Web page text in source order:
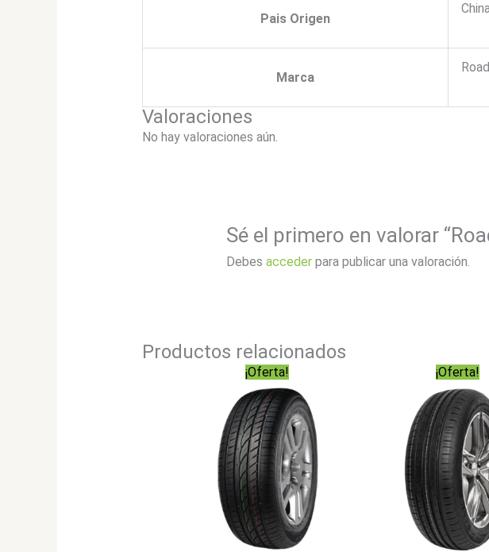
Pais Origen
Marca
Valoraciones
No hay valoraciones aún.
Sé el primero en valorar
Debesacceder para publicar una valoración.
Productos relacionados
¡Oferta! ¡Oferta!